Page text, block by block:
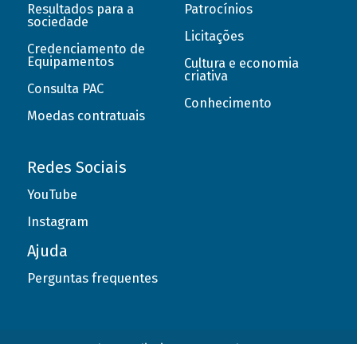
Resultados para a
sociedade
Credenciamento de
Equipamentos
Consulta PAC
Moedas contratuais
Patrocínios
Licitações
Cultura e economia
criativa
Conhecimento
Redes Sociais
YouTube
Instagram
Ajuda
Perguntas frequentes